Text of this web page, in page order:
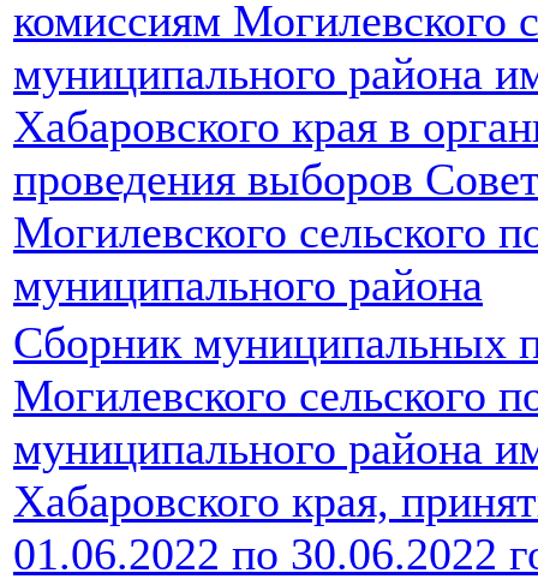
комиссиям Могилевского
муниципального района
Хабаровского края в
проведения выборов
Могилевского сельского
муниципального района
Сборник муниципальных
Могилевского сельского
муниципального района
Хабаровского края,
01.06.2022 по 30.06.2022